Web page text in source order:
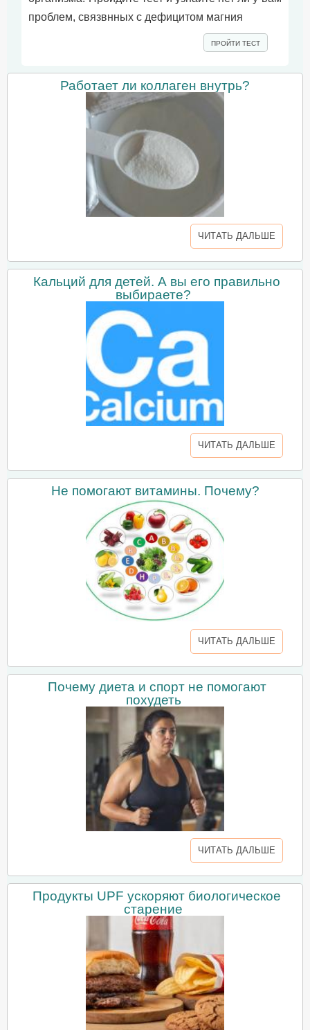
проблем, связвнных с дефицитом магния
ПРОЙТИ ТЕСТ
Работает ли коллаген внутрь?
ЧИТАТЬ ДАЛЬШЕ
Кальций для детей. А вы его правильно
выбираете?
ЧИТАТЬ ДАЛЬШЕ
Не помогают витамины. Почему?
ЧИТАТЬ ДАЛЬШЕ
Почему диета и спорт не помогают
похудеть
ЧИТАТЬ ДАЛЬШЕ
Продукты UPF ускоряют биологическое
старение